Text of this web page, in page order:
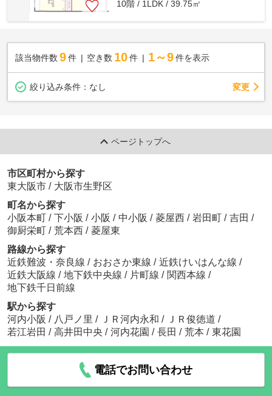
10階 / 1LDK / 39.75㎡
該当物件数 9件 空き数 10 件 1～9 件を表示
絞り込み条件： なし 変更
ページトップへ
市区町村から探す
東大阪市 / 大阪市生野区
町名から探す
小阪本町 / 下小阪 / 小阪 / 中小阪 / 菱屋西 / 岩田町 / 吉田 /
御厨栄町 / 荒本西 / 菱屋東
路線から探す
近鉄難波・奈良線 / おおさか東線 / 近鉄けいはんな線 /
近鉄大阪線 / 地下鉄中央線 / 片町線 / 関西本線 /
地下鉄千日前線
駅から探す
河内小阪 / 八戸ノ里 / ＪＲ河内永和 / ＪＲ俊徳道 /
若江岩田 / 高井田中央 / 河内花園 / 長田 / 荒本 / 東花園
電話でお問い合わせ